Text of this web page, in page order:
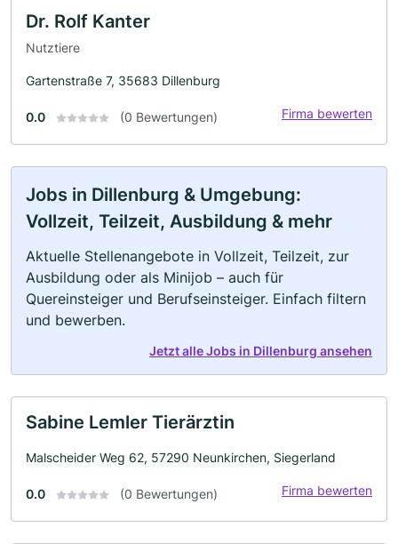
Dr. Rolf Kanter
Nutztiere
Gartenstraße 7, 35683 Dillenburg
0.0 (0 Bewertungen) Firma bewerten
Jobs in Dillenburg & Umgebung:
Vollzeit, Teilzeit, Ausbildung & mehr
Aktuelle Stellenangebote in Vollzeit, Teilzeit, zur
Ausbildung oder als Minijob – auch für
Quereinsteiger und Berufseinsteiger. Einfach filtern
und bewerben.
Jetzt alle Jobs in Dillenburg ansehen
Sabine Lemler Tierärztin
Malscheider Weg 62, 57290 Neunkirchen, Siegerland
0.0 (0 Bewertungen) Firma bewerten